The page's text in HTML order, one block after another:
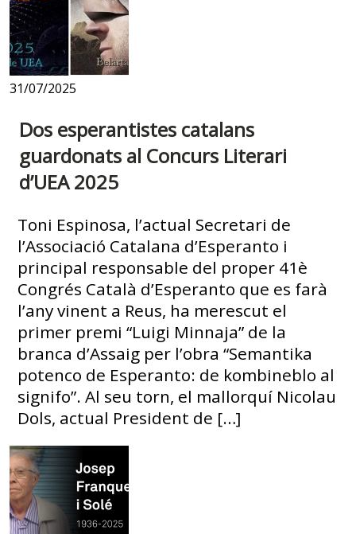
31/07/2025
Dos esperantistes catalans
guardonats al Concurs Literari
d’UEA 2025
Toni Espinosa, l’actual Secretari de
l’Associació Catalana d’Esperanto i
principal responsable del proper 41è
Congrés Català d’Esperanto que es farà
l’any vinent a Reus, ha merescut el
primer premi “Luigi Minnaja” de la
branca d’Assaig per l’obra “Semantika
potenco de Esperanto: de kombineblo al
signifo”. Al seu torn, el mallorquí Nicolau
Dols, actual President de […]